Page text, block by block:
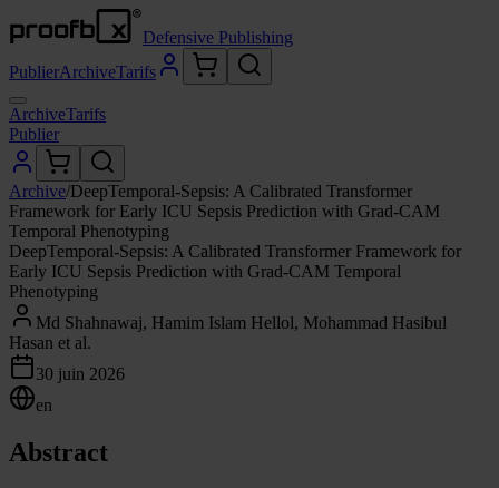
Defensive Publishing
PublierArchiveTarifs
ArchiveTarifs
Publier
Archive/DeepTemporal-Sepsis: A Calibrated Transformer
Framework for Early ICU Sepsis Prediction with Grad-CAM
Temporal Phenotyping
DeepTemporal-Sepsis: A Calibrated Transformer Framework for
Early ICU Sepsis Prediction with Grad-CAM Temporal
Phenotyping
Md Shahnawaj, Hamim Islam Hellol, Mohammad Hasibul
Hasan et al.
30 juin 2026
en
Abstract